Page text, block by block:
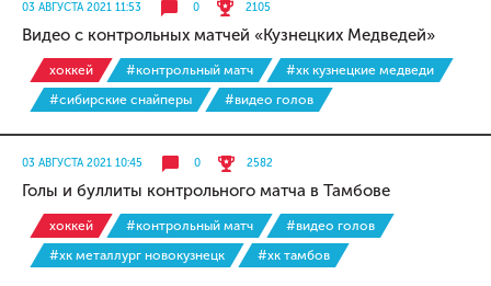
03 АВГУСТА 2021 11:53 0 2105
Видео с контрольных матчей «Кузнецких Медведей»
хоккей #контрольный матч
#хк кузнецкие медведи
#сибирские снайперы
#видео голов
03 АВГУСТА 2021 10:45 0 2582
Голы и буллиты контрольного матча в Тамбове
хоккей #контрольный матч
#видео голов
#хк металлург новокузнецк
#хк тамбов